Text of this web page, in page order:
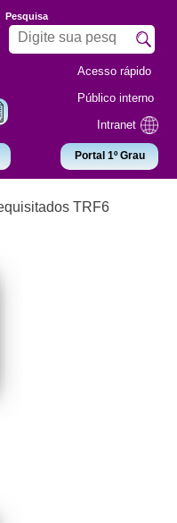
Pesquisa
Acesso rápido
Público interno
Intranet
Portal 1º Grau
TRF6